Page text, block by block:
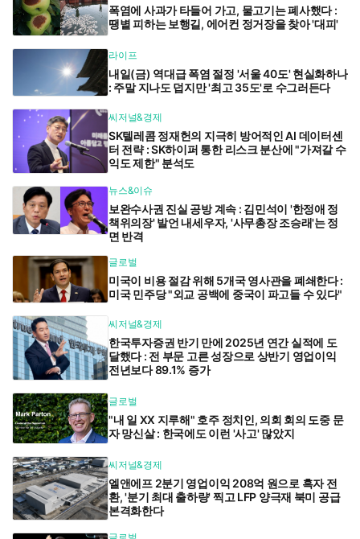
폭염에 사과가 타들어 가고, 물고기는 폐사했다 :
땡볕 피하는 보행길, 에어컨 정거장을 찾아 '대피'
라이프
내일(금) 역대급 폭염 절정 '서울 40도' 현실화하나
: 주말 지나도 덥지만 '최고 35도'로 수그러든다
씨저널&경제
SK텔레콤 정재헌의 지극히 방어적인 AI 데이터센
터 전략 : SK하이퍼 통한 리스크 분산에 "가져갈 수
익도 제한" 분석도
뉴스&이슈
보완수사권 진실 공방 계속 : 김민석이 '한정애 정
책위의장' 발언 내세우자, '사무총장 조승래'는 정
면 반격
글로벌
미국이 비용 절감 위해 5개국 영사관을 폐쇄한다 :
미국 민주당 "외교 공백에 중국이 파고들 수 있다"
씨저널&경제
한국투자증권 반기 만에 2025년 연간 실적에 도
달했다 : 전 부문 고른 성장으로 상반기 영업이익
전년보다 89.1% 증가
글로벌
"내 일 XX 지루해" 호주 정치인, 의회 회의 도중 문
자 망신살 : 한국에도 이런 '사고' 많았지
씨저널&경제
엘앤에프 2분기 영업이익 208억 원으로 흑자 전
환, '분기 최대 출하량' 찍고 LFP 양극재 북미 공급
본격화한다